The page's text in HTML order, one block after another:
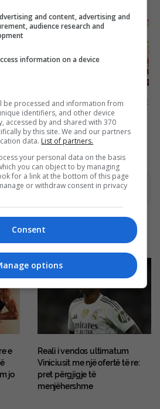
Common Clichés That Don't
Reflect Reality
Brainberries
Advertisement
e
jo
Reali i vendos ultimatum
Viniciusit me një ofertë të re:
pret përgjigje të
menjëhershme
and content, advertising and
audience research and
information on a device
be processed and information from
identifiers, and other device
accessed by and shared with 370
by this site. We and our partners
data. List of partners.
your personal data on the basis
you can object to by managing
for a link at the bottom of this page
or withdraw consent in privacy
Consent
options